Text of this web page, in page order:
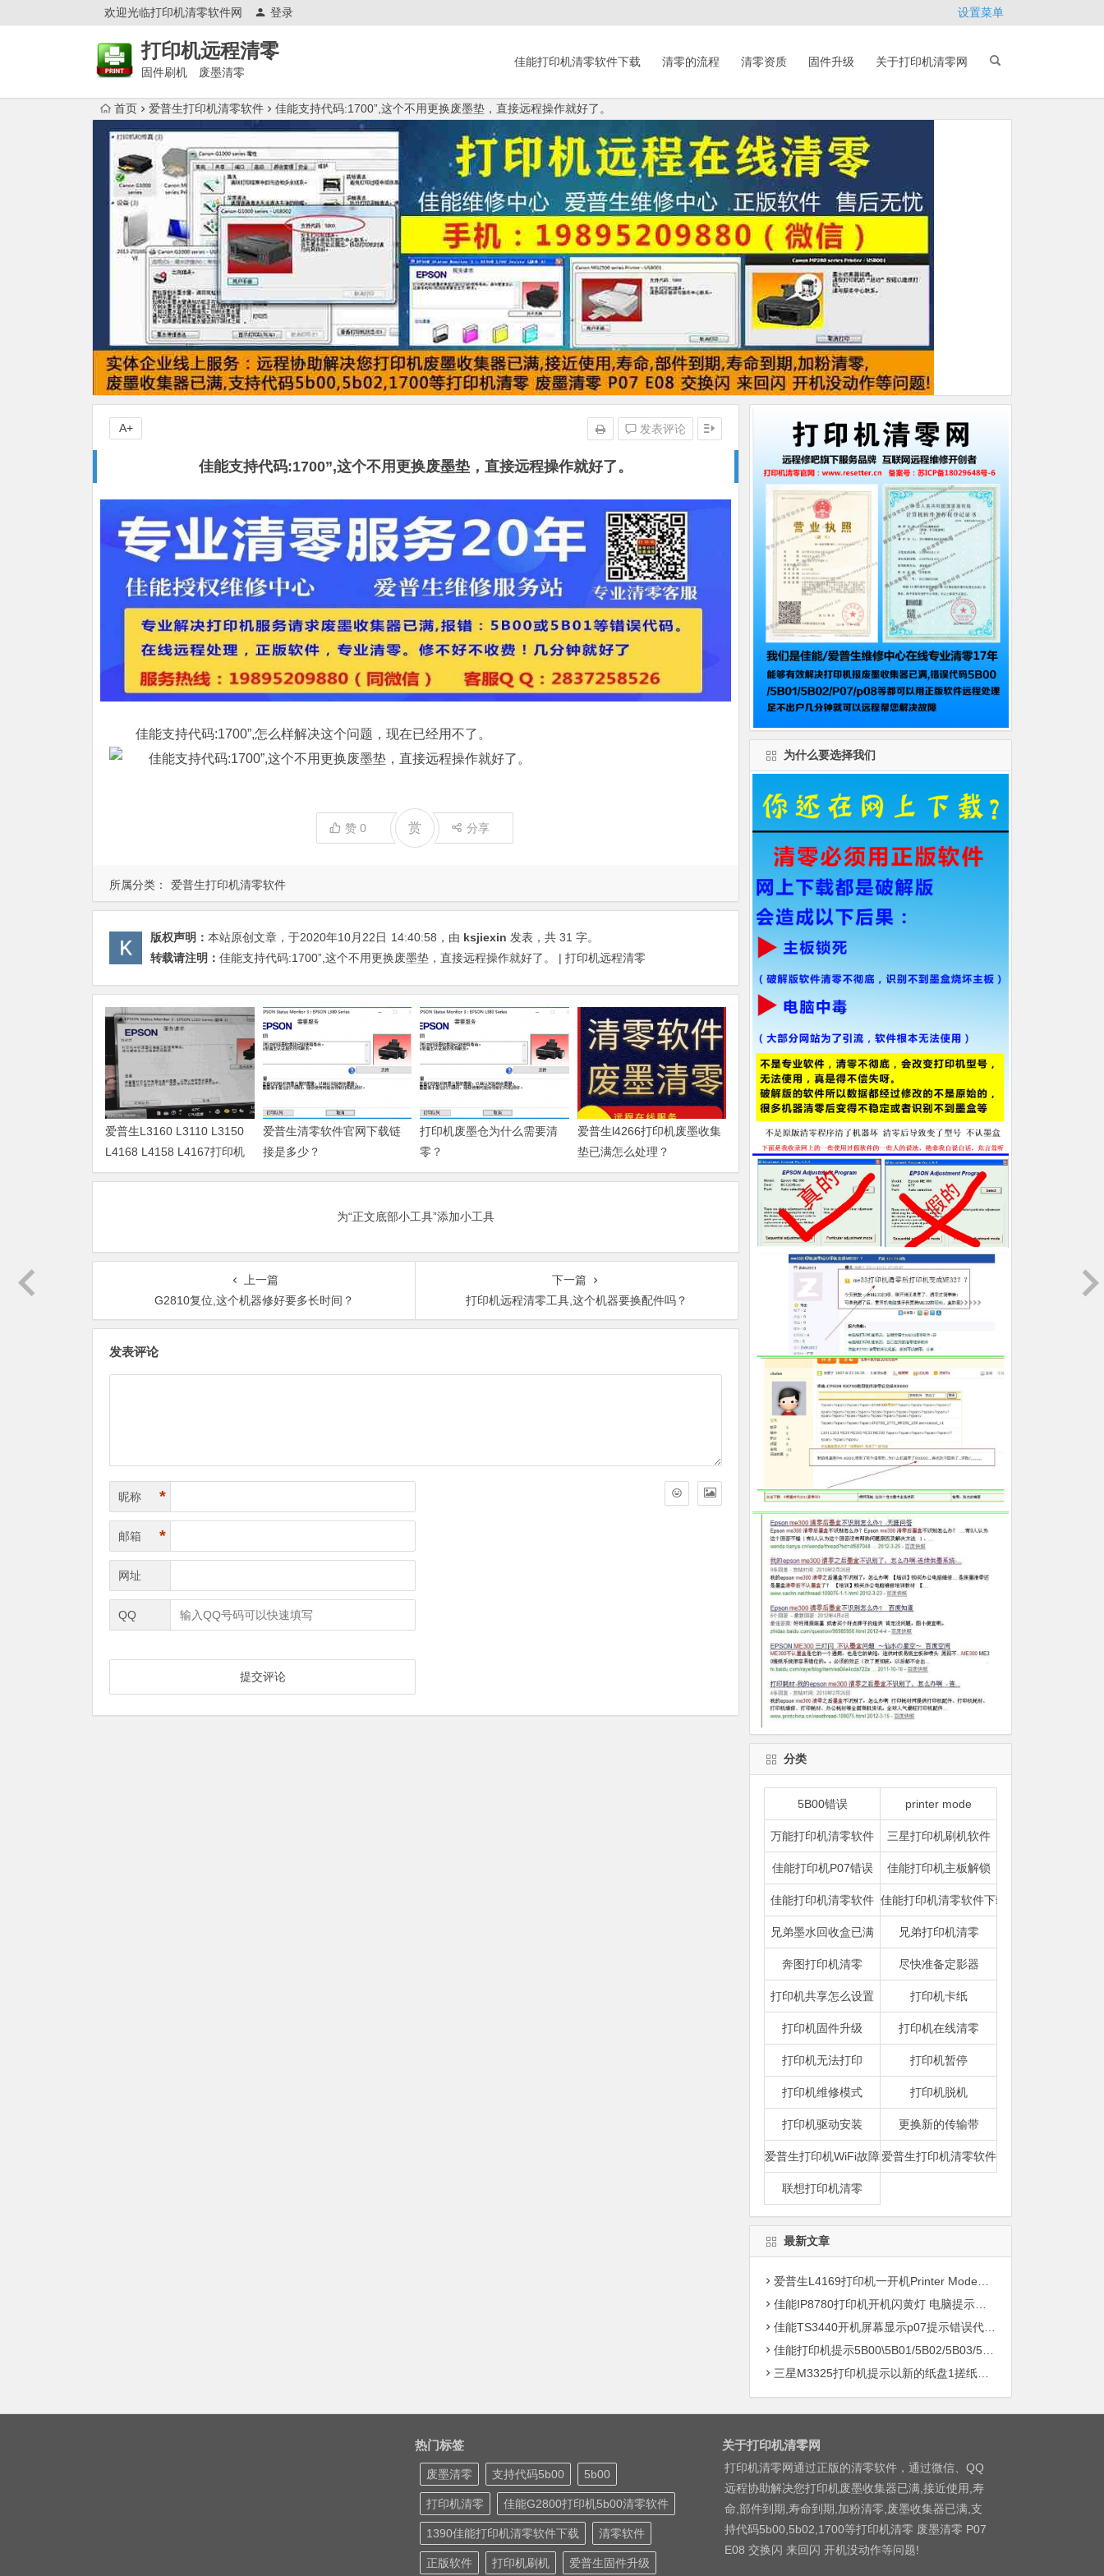
欢迎光临打印机清零软件网 登录 设置菜单
打印机远程清零
固件刷机 废墨清零
佳能打印机清零软件下载 清零的流程 清零资质 固件升级 关于打印机清零网
首页 爱普生打印机清零软件 佳能支持代码:1700”,这个不用更换废墨垫，直接远程操作就好了。
佳能支持代码:1700”,这个不用更换废墨垫，直接远程操作就好了。
发表评论
A+
所属分类： 爱普生打印机清零软件
佳能支持代码:1700”,怎么样解决这个问题，现在已经用不了。
赞 0 赏 分享
版权声明： 本站原创文章，于2020年10月22日 14:40:58 ，由 ksjiexin 发表，共 31 字。
转载请注明： 佳能支持代码:1700”,这个不用更换废墨垫，直接远程操作就好了。 | 打印机远程清零
爱普生L3160 L3110 L3150
L4168 L4158 L4167打印机
废墨清零软件
爱普生清零软件官网下载链
接是多少？
打印机废墨仓为什么需要清
零？
爱普生l4266打印机废墨收集
垫已满怎么处理？
为“正文底部小工具”添加小工具
上一篇
G2810复位,这个机器修好要多长时间？
下一篇
打印机远程清零工具,这个机器要换配件吗？
发表评论
昵称 *
邮箱 *
网址
QQ
为什么要选择我们
分类
5B00错误 printer mode
万能打印机清零软件 三星打印机刷机软件
佳能打印机P07错误 佳能打印机主板解锁
佳能打印机清零软件 佳能打印机清零软件下载
兄弟墨水回收盒已满 兄弟打印机清零
奔图打印机清零 尽快准备定影器
打印机共享怎么设置 打印机卡纸
打印机固件升级 打印机在线清零
打印机无法打印 打印机暂停
打印机维修模式 打印机脱机
打印机驱动安装 更换新的传输带
爱普生打印机WiFi故障爱普生打印机清零软件
联想打印机清零
最新文章
爱普生L4169打印机一开机Printer Mode故障主板维修
佳能IP8780打印机开机闪黄灯 电脑提示错误5B00快速解决方案清零
佳能TS3440开机屏幕显示p07提示错误代码5B00快速解决方案 清零
佳能打印机提示5B00\5B01/5B02/5B03/5B04/5B11/5B12/5B13/5B14/1700/1702/1703/1704
三星M3325打印机提示以新的纸盘1搓纸轮进行更换
热门标签
废墨清零 支持代码5b00 5b00
打印机清零 佳能G2800打印机5b00清零软件
1390佳能打印机清零软件下载 清零软件
正版软件 打印机刷机 爱普生固件升级
关于打印机清零网
打印机清零网通过正版的清零软件，通过微信、QQ
远程协助解决您打印机废墨收集器已满,接近使用,寿
命,部件到期,寿命到期,加粉清零,废墨收集器已满,支
持代码5b00,5b02,1700等打印机清零 废墨清零 P07
E08 交换闪 来回闪 开机没动作等问题!